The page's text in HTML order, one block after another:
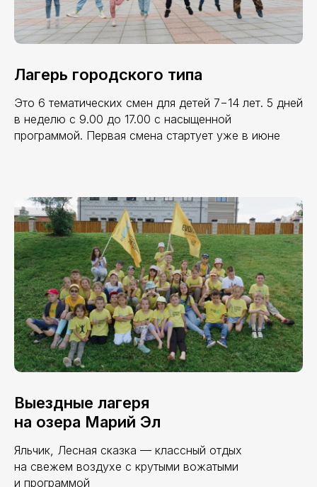
Лагерь городского типа
Это 6 тематических смен для детей 7−14 лет. 5 дней
в неделю с 9.00 до 17.00 с насыщенной
программой. Первая смена стартует уже в июне
Выездные лагеря
на озера Марий Эл
Яльчик, Лесная сказка — классный отдых
на свежем воздухе с крутыми вожатыми
и программой